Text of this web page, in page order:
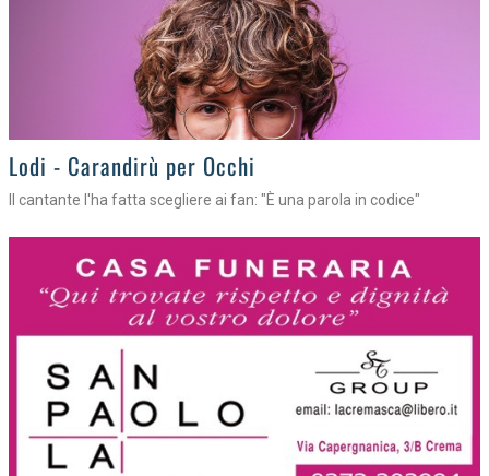
Lodi - Carandirù per Occhi
Il cantante l'ha fatta scegliere ai fan: "È una parola in codice"